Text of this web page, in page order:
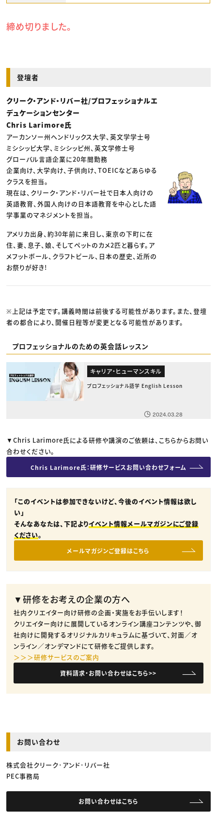
締め切りました。
登壇者
クリーク・アンド・リバー社/プロフェッショナルエ
デュケーションセンター
Chris Larimore氏
アーカンソー州ヘンドリックス大学、英文学学士号
ミシシッピ大学、ミシシッピ州、英文学修士号
グローバル言語企業に20年間勤務
企業向け、大学向け、子供向け、TOEICなどあらゆる
クラスを担当。
現在は、クリーク・アンド・リバー社で日本人向けの
英語教育、外国人向けの日本語教育を中心とした語
学事業のマネジメントを担当。
アメリカ出身、約30年前に来日し、東京の下町に在
住、妻、息子、娘、そしてペットのカメ2匹と暮らす。ア
メフットボール、クラフトビール、日本の歴史、近所の
お祭りが好き!
※上記は予定です。講義時間は前後する可能性があります。また、登壇
者の都合により、開催日程等が変更となる可能性があります。
プロフェッショナルのための英会話レッスン
キャリア・ヒューマンスキル
プロフェッショナル語学 English Lesson
2024.03.28
▼Chris Larimore氏による研修や講演のご依頼は、こちらからお問い
合わせください。
Chris Larimore氏：研修サービスお問い合わせフォーム
「このイベントは参加できないけど、今後のイベント情報は欲し
い」
そんなあなたは、下記よりイベント情報メールマガジンにご登録
ください。
メールマガジンご登録はこちら
▼研修をお考えの企業の方へ
社内クリエイター向け研修の企画・実施をお手伝いします！
クリエイター向けに展開しているオンライン講座コンテンツや、御
社向けに開発するオリジナルカリキュラムに基づいて、対面／オ
ンライン／オンデマンドにて研修をご提供します。
＞＞＞研修サービスのご案内
資料請求・お問い合わせはこちら>>
お問い合わせ
株式会社クリーク･アンド･リバー社
PEC事務局
お問い合わせはこちら